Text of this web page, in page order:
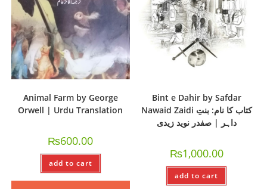
Animal Farm by George
Orwell | Urdu Translation
₨600.00
add to cart
Bint e Dahir by Safdar
Nawaid Zaidi کتاب کا نام: بنتِ
داہر | صفدر نوید زیدی
₨1,000.00
add to cart